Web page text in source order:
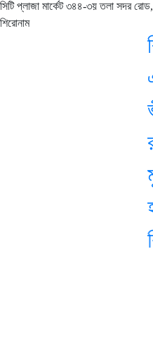
সিটি প্লাজা মার্কেট ৩৪৪-৩য় তলা সদর
শিরোনাম